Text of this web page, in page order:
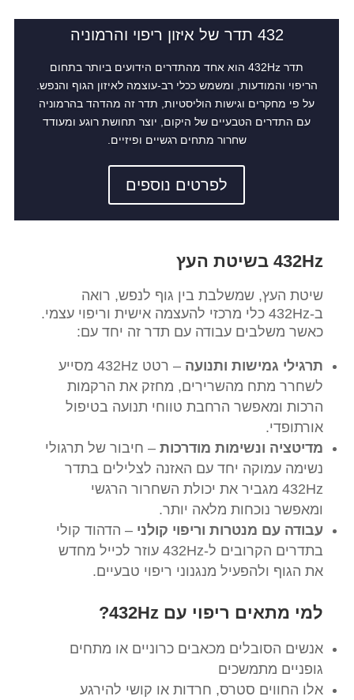
432 תדר של איזון ריפוי והרמוניה
תדר 432Hz הוא אחד מהתדרים הידועים ביותר בתחום
הריפוי והמודעות, ומשמש ככלי רב-עוצמה לאיזון הגוף והנפש.
על פי מחקרים וגישות הוליסטיות, תדר זה מהדהד בהרמוניה
עם התדרים הטבעיים של היקום, יוצר תחושת רוגע ומעודד
שחרור מתחים רגשיים ופיזיים.
לפרטים נוספים
432Hz בשיטת העץ
שיטת העץ, שמשלבת בין גוף לנפש, רואה
ב-432Hz כלי מרכזי להעצמה אישית וריפוי עצמי.
כאשר משלבים עבודה עם תדר זה יחד עם:
תרגילי גמישות ותנועה
– רטט 432Hz מסייע
לשחרר מתח מהשרירים, מחזק את הרקמות
הרכות ומאפשר הרחבת טווחי תנועה בטיפול
אורתופדי.
מדיטציה ונשימות מודרכות – חיבור של תרגולי
נשימה עמוקה יחד עם האזנה לצלילים בתדר
432Hz מגביר את יכולת השחרור הרגשי
ומאפשר נוכחות מלאה יותר.
עבודה עם מנטרות וריפוי קולני – הדהוד קולי
בתדרים הקרובים ל-432Hz עוזר לכייל מחדש
את הגוף ולהפעיל מנגנוני ריפוי טבעיים.
למי מתאים ריפוי עם 432Hz?
אנשים הסובלים מכאבים כרוניים או מתחים
גופניים מתמשכים
אלו החווים סטרס, חרדות או קושי להירגע